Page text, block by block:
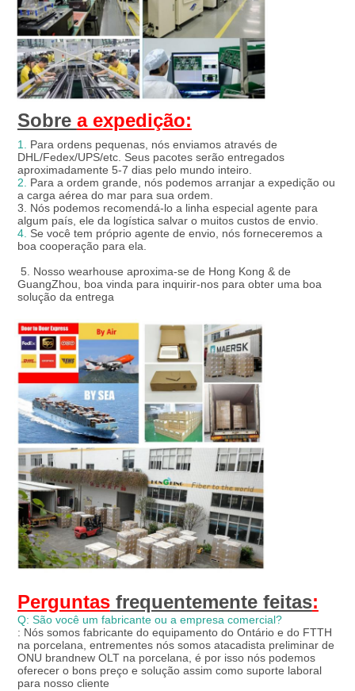
Sobre a expedição:
1. Para ordens pequenas, nós enviamos através de
DHL/Fedex/UPS/etc. Seus pacotes serão entregados
aproximadamente 5-7 dias pelo mundo inteiro.
2. Para a ordem grande, nós podemos arranjar a expedição ou
a carga aérea do mar para sua ordem.
3. Nós podemos recomendá-lo a linha especial agente para
algum país, ele da logística salvar o muitos custos de envio.
4. Se você tem próprio agente de envio, nós forneceremos a
boa cooperação para ela.
5. Nosso wearhouse aproxima-se de Hong Kong & de
GuangZhou, boa vinda para inquirir-nos para obter uma boa
solução da entrega
Perguntas frequentemente feitas:
Q: São você um fabricante ou a empresa comercial?
: Nós somos fabricante do equipamento do Ontário e do FTTH
na porcelana, entrementes nós somos atacadista preliminar de
ONU brandnew OLT na porcelana, é por isso nós podemos
oferecer o bons preço e solução assim como suporte laboral
para nosso cliente